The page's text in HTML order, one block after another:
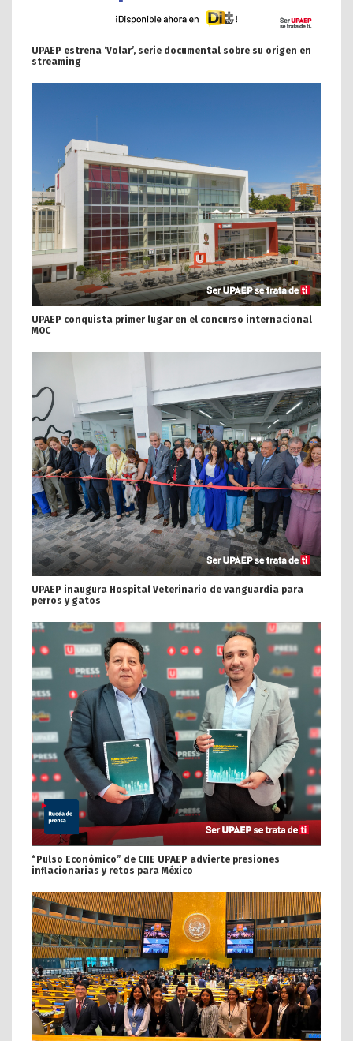
UPAEP estrena ‘Volar’, serie documental sobre su origen en
streaming
UPAEP conquista primer lugar en el concurso internacional
MOC
UPAEP inaugura Hospital Veterinario de vanguardia para
perros y gatos
“Pulso Económico” de CIIE UPAEP advierte presiones
inflacionarias y retos para México